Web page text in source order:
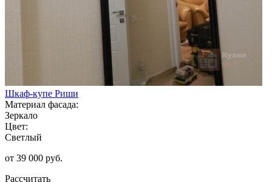
Шкаф-купе Риши
Материал фасада:
Зеркало
Цвет:
Светлый
от 39 000 руб.
Рассчитать